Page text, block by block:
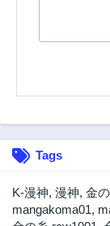
Tags
K-漫神, 漫神, 金
mangakoma01,